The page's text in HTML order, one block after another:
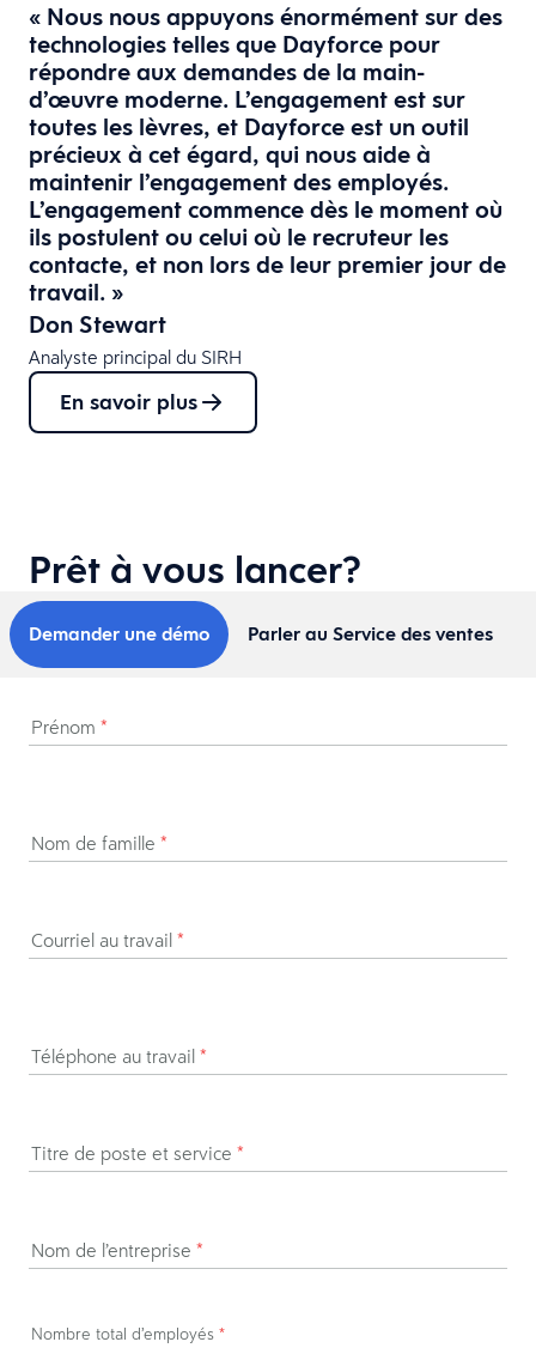
« Nous nous appuyons énormément sur des
technologies telles que Dayforce pour
répondre aux demandes de la main-
d’œuvre moderne. L’engagement est sur
toutes les lèvres, et Dayforce est un outil
précieux à cet égard, qui nous aide à
maintenir l’engagement des employés.
L’engagement commence dès le moment où
ils postulent ou celui où le recruteur les
contacte, et non lors de leur premier jour de
travail. »
Don Stewart
Analyste principal du SIRH
En savoir plus
Prêt à vous lancer?
Demander une démo Parler au Service des ventes
Prénom *
Nom de famille *
Courriel au travail *
Téléphone au travail *
Titre de poste et service *
Nom de l’entreprise *
Nombre total d’employés *